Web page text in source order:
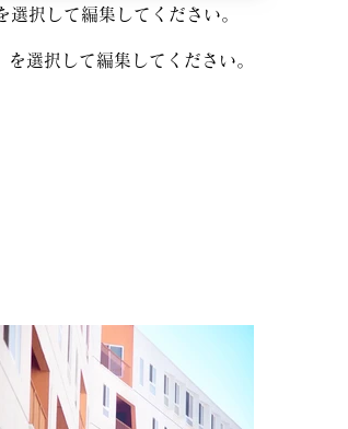
択して編集してください。
選択して編集してください。